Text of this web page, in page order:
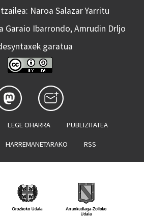
Naroa Salazar Yarritu
Garaio Ibarrondo, Amrudin Drljo
garatua
LEGE OHARRA PUBLIZITATEA
HARREMANETARAKO RSS